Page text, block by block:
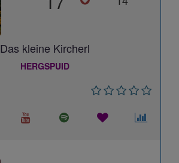
Das kleine Kircherl
HERGSPUID